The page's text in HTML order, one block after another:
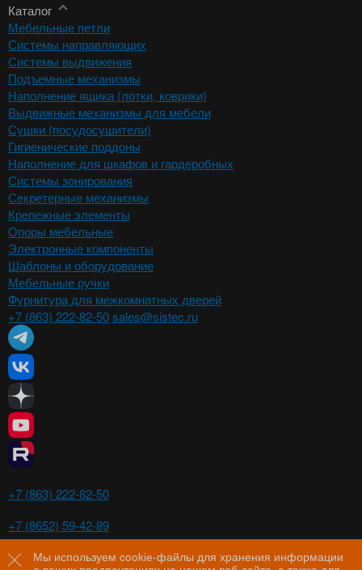
Мы используем cookie-файлы для хранения информации
Каталог
Мебельные петли
Системы направляющих
Системы выдвижения
Подъемные механизмы
Наполнение ящика (лотки, коврики)
Выдвижные механизмы для мебели
Сушки (посудосушители)
Гигиенические поддоны
Наполнение для шкафов и гардеробных
Системы зонирования
Секретерные механизмы
Крепежные элементы
Опоры мебельные
Электронные компоненты
Шаблоны и оборудование
Мебельные ручки
Фурнитура для межкомнатных дверей
+7 (863) 222-82-50sales@sistec.ru
+7 (863) 222-82-50
+7 (8652) 59-42-89
Волгоград
+7 (8442) 29-00-21